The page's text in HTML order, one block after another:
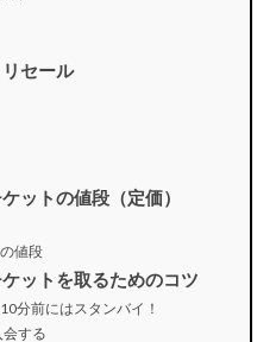
セール
ットの値段（定価）
値段
ットを取るためのコツ
分前にはスタンバイ！
する